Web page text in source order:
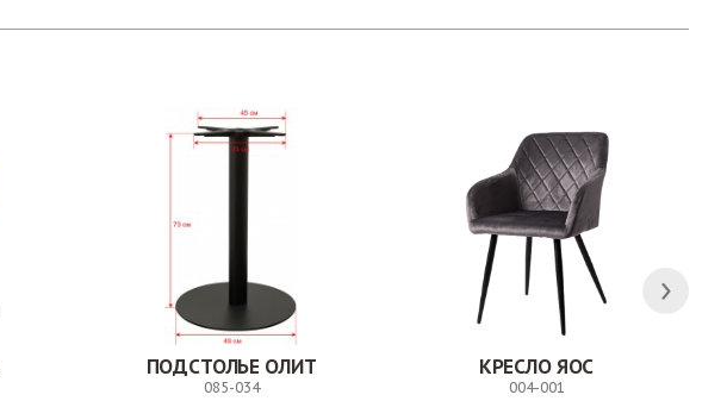
ПОДСТОЛЬЕ ОЛИТ
085-034
КРЕСЛО ЯОС
004-001